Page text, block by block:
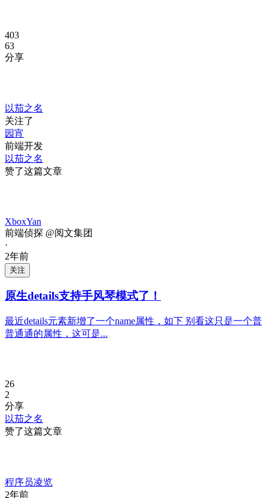
403
63
分享
以茄之名
关注了
园宵
前端开发
以茄之名
赞了这篇文章
XboxYan
前端侦探 @阅文集团
·
2年前
关注
原生details支持手风琴模式了！
最近details元素新增了一个name属性，如下 别看这只是一个普
普通通的属性，这可是...
26
2
分享
以茄之名
赞了这篇文章
程序员凌览
2年前